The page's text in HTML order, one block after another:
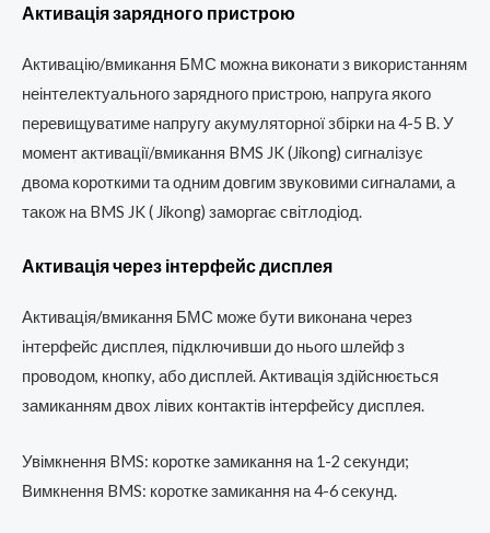
Активація зарядного пристрою
Активацію/вмикання БМС можна виконати з використанням
неінтелектуального зарядного пристрою, напруга якого
перевищуватиме напругу акумуляторної збірки на 4-5 В. У
момент активації/вмикання BMS JK (Jikong) сигналізує
двома короткими та одним довгим звуковими сигналами, а
також на BMS JK ( Jikong) заморгає світлодіод.
Активація через інтерфейс дисплея
Активація/вмикання БМС може бути виконана через
інтерфейс дисплея, підключивши до нього шлейф з
проводом, кнопку, або дисплей. Активація здійснюється
замиканням двох лівих контактів інтерфейсу дисплея.
Увімкнення BMS: коротке замикання на 1-2 секунди;
Вимкнення BMS: коротке замикання на 4-6 секунд.